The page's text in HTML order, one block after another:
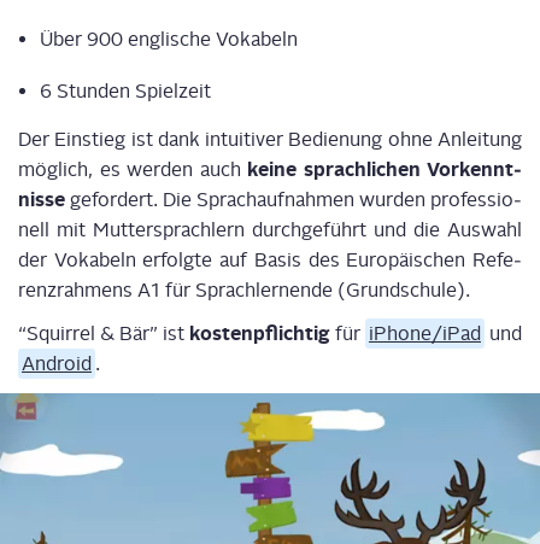
Über 900 eng­li­sche Vokabeln
6 Stun­den Spielzeit
Der Ein­stieg ist dank intui­ti­ver Bedie­nung ohne Anlei­tung
mög­lich, es wer­den auch kei­ne sprach­li­chen Vor­kennt­
nis­se gefor­dert. Die Sprach­auf­nah­men wur­den pro­fes­sio­
nell mit Mut­ter­sprach­lern durch­ge­führt und die Aus­wahl
der Voka­beln erfolg­te auf Basis des Euro­päi­schen Refe­
renz­rah­mens A1 für Sprach­ler­nen­de (Grund­schu­le).
“Squir­rel & Bär” ist kos­ten­pflich­tig für iPhone/iPad und
Android .